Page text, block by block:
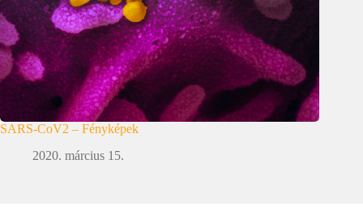
SARS-CoV2 – Fényképek
2020. március 15.